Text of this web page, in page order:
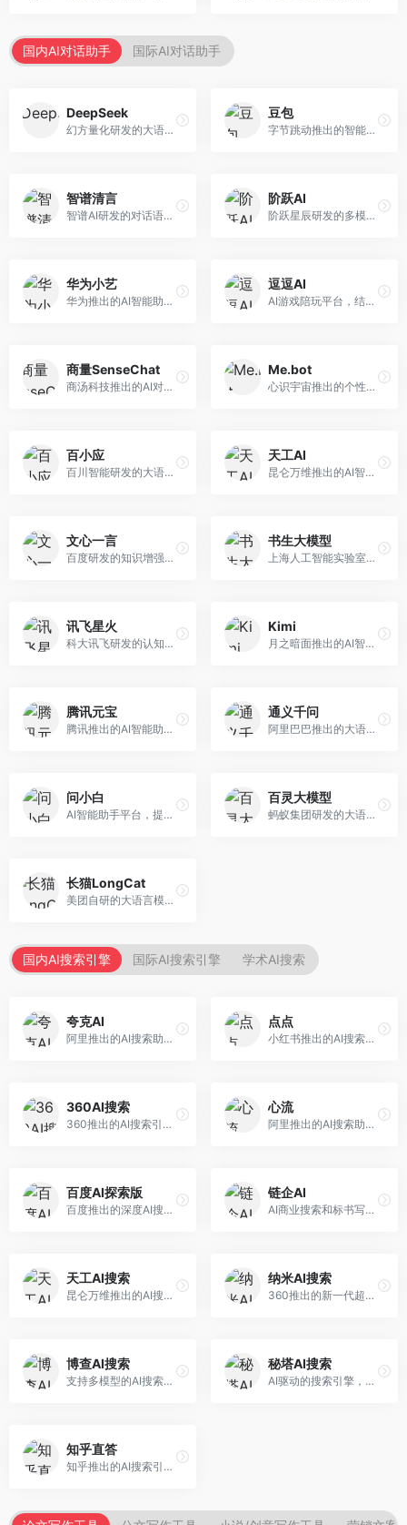
国内AI对话助手 国际AI对话助手
DeepSeek
幻方量化研发的大语言模型平台，专注于深度推理和代码生成能力。面向开发者、研究人员和技术爱好者，提供强大的逻辑推理和数学计算功能，开源生态完善，API接口友好。
豆包
字节跳动推出的智能对话助手平台，提供文本创作、知识问答、英语学习等多种AI服务。面向普通用户和内容创作者，支持多轮对话和文件解析，免费使用，响应速度快，中文理解能力强。
智谱清言
智谱AI研发的对话语言模型，支持中英双语交互。面向中文用户和开发者，提供知识问答、代码编写、文档解读等服务，开源生态完善，学术研究背景深厚。
阶跃AI
阶跃星辰研发的多模态大模型平台，支持文本、图像、视频的综合理解与生成。面向创作者和企业客户，提供内容创作、智能分析等服务，多模态能力突出。
华为小艺
华为推出的AI智能助手网页端，深度整合鸿蒙生态和华为云服务。面向华为设备用户，支持语音交互、智能问答、设备控制等功能，与华为硬件生态无缝衔接。
逗逗AI
AI游戏陪玩平台，结合游戏理解和自然语言交互技术。面向游戏玩家，提供游戏攻略、陪玩互动、社交聊天等服务，游戏知识丰富，互动体验有趣。
商量SenseChat
商汤科技推出的AI对话平台，结合计算机视觉和自然语言处理技术。面向企业用户和开发者，支持多模态交互，视觉理解能力强，适合智能客服和内容创作场景。
Me.bot
心识宇宙推出的个性化AI伴侣，专注于情感交互和个人助理服务。面向个人用户，支持日程管理、情感陪伴、知识问答等功能，交互体验人性化。
百小应
百川智能研发的大语言模型助手，专注于中文理解和生成。面向中文用户，提供知识问答、文本创作、代码辅助等服务，模型参数规模大，中文表达流畅自然。
天工AI
昆仑万维推出的AI智能助手，集成搜索、对话、创作等多种能力。面向普通用户和内容创作者，支持联网搜索、文本生成、图像理解等功能，响应速度快，免费使用。
文心一言
百度研发的知识增强大语言模型，深度融合百度知识图谱和搜索能力。面向中文用户，提供知识问答、文本创作、逻辑推理等服务，中文语境理解准确，知识覆盖面广。
书生大模型
上海人工智能实验室研发的开源大模型系列，支持多尺度和多模态。面向研究机构和开发者，开源生态完善，学术研究背景深厚，适合科研和定制开发。
讯飞星火
科大讯飞研发的认知智能大模型，深度融合语音识别和自然语言处理技术。面向企业用户和教育领域，提供语音交互、文档处理、代码生成等服务，中文语音识别准确率高。
Kimi
月之暗面推出的AI智能助手，核心优势在于超长文本处理能力，支持20万字以上文档分析。面向学术研究者、职场人士和内容创作者，提供文档解读、PPT生成、联网搜索等综合服务。
腾讯元宝
腾讯推出的AI智能助手，整合微信生态和腾讯云服务。面向普通用户和企业客户，支持文档解析、图像理解、联网搜索等功能，与腾讯产品无缝衔接，办公协作便捷。
通义千问
阿里巴巴推出的大语言模型平台，提供对话问答、文档处理、图像理解、代码编写等全方位AI服务。面向企业用户和个人开发者，集成阿里云生态，支持多模态交互，企业级安全保障。
问小白
AI智能助手平台，提供知识问答、文本创作、文档处理等服务。面向普通用户和职场人士，操作简便，响应速度快，支持多场景应用。
百灵大模型
蚂蚁集团研发的大语言模型平台，专注于金融科技和企业服务。面向金融机构和企业客户，提供智能客服、风险分析、文档处理等服务，金融场景理解深入。
长猫LongCat
美团自研的大语言模型对话平台，专注于本地生活服务场景。面向美团生态用户，提供智能推荐、服务问答等功能，本地生活知识覆盖全面。
国内AI搜索引擎 国际AI搜索引擎 学术AI搜索
夸克AI
阿里推出的AI搜索助手，整合搜索与AI功能。面向年轻用户，提供智能搜索、文档处理、学习辅助等服务，与夸克生态深度整合。
点点
小红书推出的AI搜索应用，专注于生活方式内容搜索。面向小红书用户，提供生活攻略、消费决策、内容推荐等服务，生活方式内容丰富。
360AI搜索
360推出的AI搜索引擎，专注于安全智能搜索。面向普通用户，提供智能问答、网页搜索、内容整理等服务，安全防护能力强。
心流
阿里推出的AI搜索助手，专注于智能信息获取。面向普通用户，提供智能搜索、内容整理、知识问答等服务，与阿里生态深度整合。
百度AI探索版
百度推出的深度AI搜索引擎，整合百度知识图谱。面向中文用户，提供智能问答、知识探索、内容生成等服务，知识覆盖面广。
链企AI
AI商业搜索和标书写作工具，专注于企业服务场景。面向企业用户，提供商业信息搜索、标书生成、企业分析等服务，商业信息专业。
天工AI搜索
昆仑万维推出的AI搜索引擎，整合大模型与搜索能力。面向普通用户，提供智能问答、深度搜索、内容整理等服务，中文搜索体验好。
纳米AI搜索
360推出的新一代超级AI搜索，深度整合360搜索资源。面向普通用户，提供智能问答、多模态搜索、内容生成等服务，安全可靠。
博查AI搜索
支持多模型的AI搜索引擎，整合多种大模型能力。面向AI爱好者，提供多模型搜索、答案对比、深度分析等服务，模型选择灵活。
秘塔AI搜索
AI驱动的搜索引擎，专注于无广告直达结果。面向研究者和信息获取需求者，提供深度搜索、来源标注、答案整理等服务，搜索结果干净准确，信息可信度高。
知乎直答
知乎推出的AI搜索引擎，专注于知识问答场景。面向知识获取者，提供知乎内容搜索、智能问答、知识整理等服务，专业知识丰富。